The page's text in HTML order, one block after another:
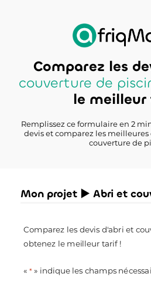
Comparez les
couverture de
le
Remplissez ce formulaire en 2
devis et comparez les
couverture de
Mon projet ► Abri et
Comparez les devis d'abri et
obtenez le meilleur tarif !
«* » indique les champs